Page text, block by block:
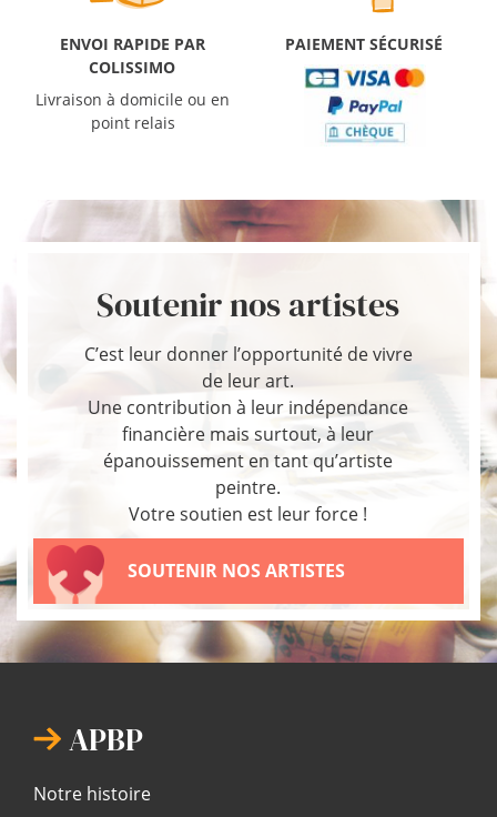
ENVOI RAPIDE PAR
COLISSIMO
Livraison à domicile ou en
point relais
PAIEMENT SÉCURISÉ
Soutenir nos artistes
C’est leur donner l’opportunité de vivre
de leur art.
Une contribution à leur indépendance
financière mais surtout, à leur
épanouissement en tant qu’artiste
peintre.
Votre soutien est leur force !
SOUTENIR NOS ARTISTES
APBP
Notre histoire